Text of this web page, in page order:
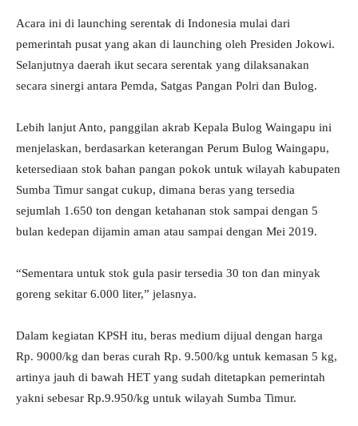
Acara ini di launching serentak di Indonesia mulai dari
pemerintah pusat yang akan di launching oleh Presiden Jokowi.
Selanjutnya daerah ikut secara serentak yang dilaksanakan
secara sinergi antara Pemda, Satgas Pangan Polri dan Bulog.
Lebih lanjut Anto, panggilan akrab Kepala Bulog Waingapu ini
menjelaskan, berdasarkan keterangan Perum Bulog Waingapu,
ketersediaan stok bahan pangan pokok untuk wilayah kabupaten
Sumba Timur sangat cukup, dimana beras yang tersedia
sejumlah 1.650 ton dengan ketahanan stok sampai dengan 5
bulan kedepan dijamin aman atau sampai dengan Mei 2019.
“Sementara untuk stok gula pasir tersedia 30 ton dan minyak
goreng sekitar 6.000 liter,” jelasnya.
Dalam kegiatan KPSH itu, beras medium dijual dengan harga
Rp. 9000/kg dan beras curah Rp. 9.500/kg untuk kemasan 5 kg,
artinya jauh di bawah HET yang sudah ditetapkan pemerintah
yakni sebesar Rp.9.950/kg untuk wilayah Sumba Timur.